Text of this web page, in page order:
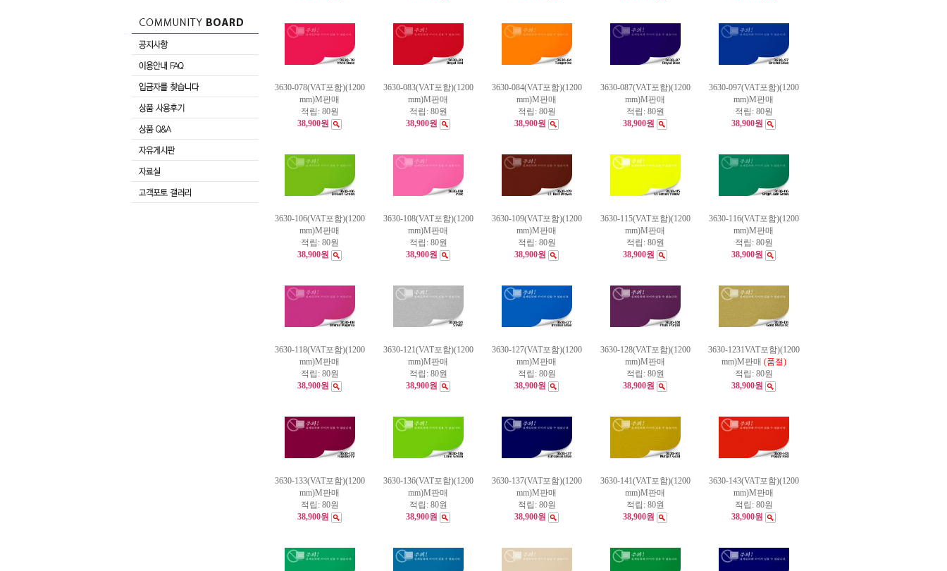
3630-078(VAT포함)(1200
mm)M판매
적립: 80원
38,900원
3630-083(VAT포함)(1200
mm)M판매
적립: 80원
38,900원
3630-084(VAT포함)(1200
mm)M판매
적립: 80원
38,900원
3630-087(VAT포함)(1200
mm)M판매
적립: 80원
38,900원
3630-097(VAT포함)(1200
mm)M판매
적립: 80원
38,900원
3630-106(VAT포함)(1200
mm)M판매
적립: 80원
38,900원
3630-108(VAT포함)(1200
mm)M판매
적립: 80원
38,900원
3630-109(VAT포함)(1200
mm)M판매
적립: 80원
38,900원
3630-115(VAT포함)(1200
mm)M판매
적립: 80원
38,900원
3630-116(VAT포함)(1200
mm)M판매
적립: 80원
38,900원
3630-118(VAT포함)(1200
mm)M판매
적립: 80원
38,900원
3630-121(VAT포함)(1200
mm)M판매
적립: 80원
38,900원
3630-127(VAT포함)(1200
mm)M판매
적립: 80원
38,900원
3630-128(VAT포함)(1200
mm)M판매
적립: 80원
38,900원
3630-1231VAT포함)(1200
mm)M판매 (품절)
적립: 80원
38,900원
3630-133(VAT포함)(1200
mm)M판매
적립: 80원
38,900원
3630-136(VAT포함)(1200
mm)M판매
적립: 80원
38,900원
3630-137(VAT포함)(1200
mm)M판매
적립: 80원
38,900원
3630-141(VAT포함)(1200
mm)M판매
적립: 80원
38,900원
3630-143(VAT포함)(1200
mm)M판매
적립: 80원
38,900원